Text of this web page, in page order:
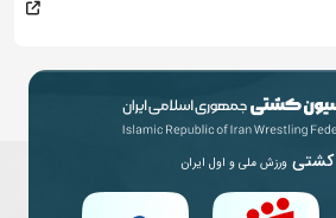
کشتی ورزش ملی و اول ایران